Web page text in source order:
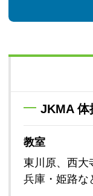
JKMA 体
教室
東川原、西大
兵庫・姫路な